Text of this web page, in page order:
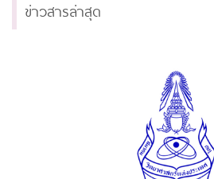
ข่าวสารล่าสุด